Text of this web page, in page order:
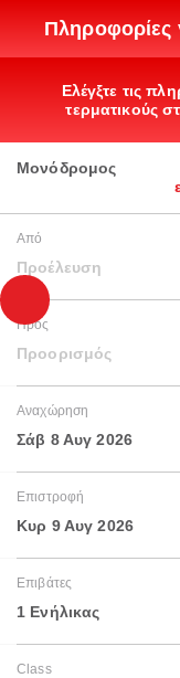
Πληροφορίες
Ελέγξτε τις
τερματικούς
Μονόδρομος
Από
Προέλευση
Προς
Προορισμός
Αναχώρηση
Σάβ 8 Αυγ 2026
Επιστροφή
Κυρ 9 Αυγ 2026
Επιβάτες
1 Ενήλικας
Class